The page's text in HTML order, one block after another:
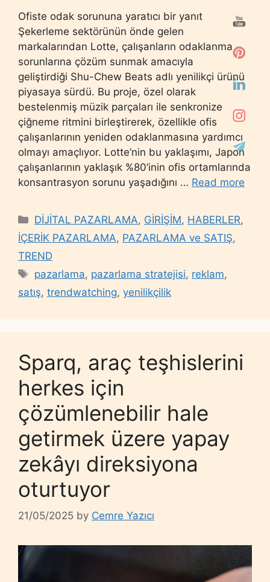
Ofiste odak sorununa yaratıcı bir yanıt
Şekerleme sektörünün önde gelen
markalarından Lotte, çalışanların odaklanma
sorunlarına çözüm sunmak amacıyla
geliştirdiği Shu-Chew Beats adlı yenilikçi ürünü
piyasaya sürdü. Bu proje, özel olarak
bestelenmiş müzik parçaları ile senkronize
çiğneme ritmini birleştirerek, özellikle ofis
çalışanlarının yeniden odaklanmasına yardımcı
olmayı amaçlıyor. Lotte’nin bu yaklaşımı, Japon
çalışanlarının yaklaşık %80’inin ofis ortamlarında
konsantrasyon sorunu yaşadığını … Read more
Categories
DİJİTAL PAZARLAMA, GİRİŞİM, HABERLER,
İÇERİK PAZARLAMA, PAZARLAMA ve SATIŞ,
TREND
Tags
pazarlama, pazarlama stratejisi, reklam,
satış, trendwatching, yenilikçilik
Sparq, araç teşhislerini
herkes için
çözümlenebilir hale
getirmek üzere yapay
zekâyı direksiyona
oturtuyor
21/05/2025 by Cemre Yazıcı